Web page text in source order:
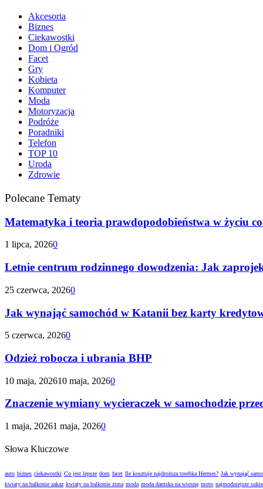
Akcesoria
Biznes
Ciekawostki
Dom i Ogród
Facet
Gry
Kobieta
Komputer
Moda
Motoryzacja
Podróże
Poradniki
Telefon
TOP 10
Uroda
Zdrowie
Polecane Tematy
Matematyka i teoria prawdopodobieństwa w życiu
1 lipca, 20260
Letnie centrum rodzinnego dowodzenia: Jak
25 czerwca, 20260
Jak wynająć samochód w Katanii bez karty
5 czerwca, 20260
Odzież robocza i ubrania BHP
10 maja, 202610 maja, 20260
Znaczenie wymiany wycieraczek w samochodzie
1 maja, 20261 maja, 20260
Słowa Kluczowe
auto biznes ciekawostki Co jest lepsze dom facet Ile kosztuje najdroższa torebka Hermes? Jak wynająć
kwiaty na balkonie zakaz kwiaty na balkonie zima moda moda damska na wiosnę moto najmodniejsze